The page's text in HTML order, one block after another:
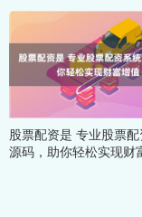
股票配资是 专业股票
源码，助你轻松实现财